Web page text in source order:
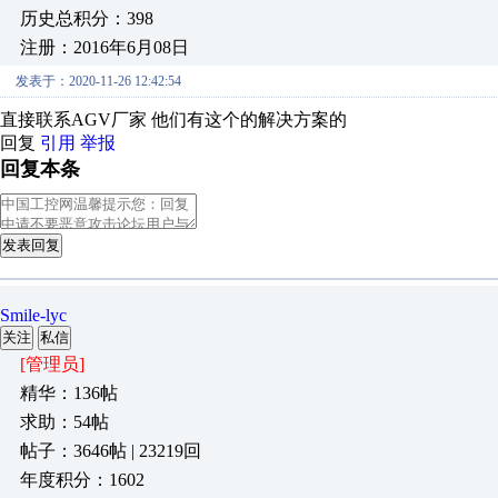
历史总积分：398
注册：2016年6月08日
发表于：2020-11-26 12:42:54
直接联系AGV厂家 他们有这个的解决方案的
回复 引用 举报
回复本条
发表回复
Smile-lyc
关注 私信
[管理员]
精华：136帖
求助：54帖
帖子：3646帖 | 23219回
年度积分：1602